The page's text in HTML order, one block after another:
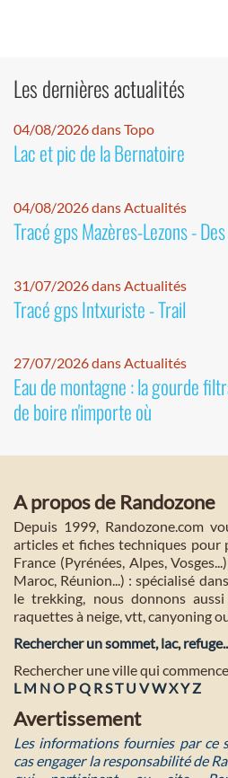
Les dernières actualités
04/08/2026 dans Topo
Lac et pic de la Bernatoire
04/08/2026 dans Actualités
Tracé gps Mazères-Lezons -
31/07/2026 dans Actualités
Tracé gps Intxuriste - Trail
27/07/2026 dans Actualités
Eau de montagne : la gourde
de boire n'importe où
A propos de Randozone
Depuis 1999, Randozone.com
articles et fiches techniques pour
France (Pyrénées, Alpes,
Maroc, Réunion...) : spécialisé
le trekking, nous donnons
raquettes à neige, vtt, canyoning
Rechercher un sommet, lac,
Rechercher une ville qui
L M NO PQ RST U VWXYZ
Avertissement
Les informations fournies par ce
cas engager la responsabilité de